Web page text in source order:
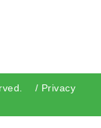
/ Privacy